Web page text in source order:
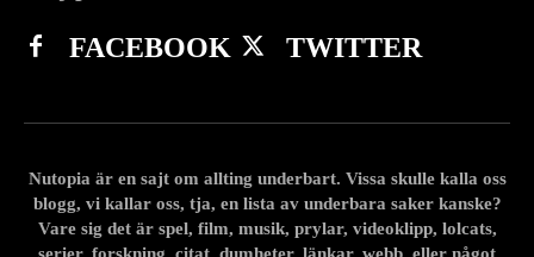
FACEBOOK TWITTER
Nutopia är en sajt om allting underbart. Vissa skulle kalla oss
blogg, vi kallar oss, tja, en lista av underbara saker kanske?
Vare sig det är spel, film, musik, prylar, videoklipp, lolcats,